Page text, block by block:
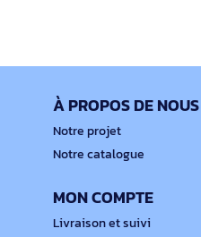
À PROPOS DE NOUS
Notre projet
Notre catalogue
MON COMPTE
Livraison et suivi